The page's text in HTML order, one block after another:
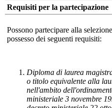
Requisiti per la partecipazione
Possono partecipare alla
possesso dei seguenti requisiti:
Diploma di laurea
o titolo equivalente alla
nell'ambito
ministeriale 3 novembre